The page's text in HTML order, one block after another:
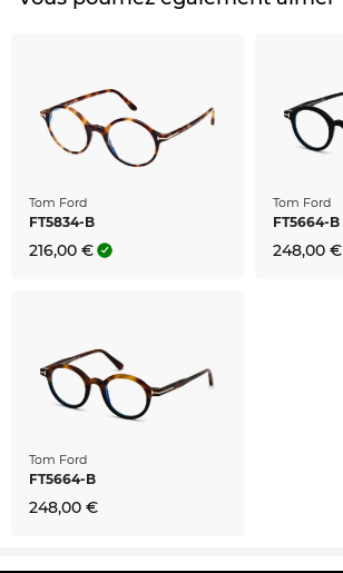
Tom Ford
FT5834-B
216,00 €
Tom Ford
FT5664-B
248,00 €
Tom Ford
FT5664-B
248,00 €